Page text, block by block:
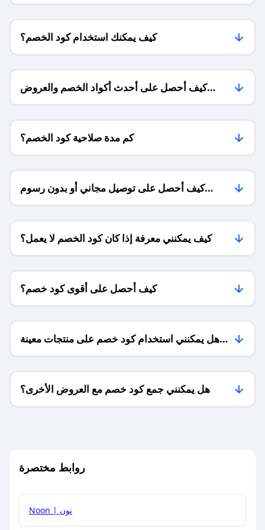
كيف يمكنك استخدام كود الخصم؟
كيف أحصل على أحدث أكواد الخصم والعروض
للمتاجر؟
كم مدة صلاحية كود الخصم؟
كيف أحصل على توصيل مجاني أو بدون رسوم
الشحن ؟
كيف يمكنني معرفة إذا كان كود الخصم لا يعمل؟
كيف أحصل على أقوى كود خصم؟
هل يمكنني استخدام كود خصم على منتجات معينة
فقط؟
هل يمكنني جمع كود خصم مع العروض الأخرى؟
روابط مختصرة
Noon | نون